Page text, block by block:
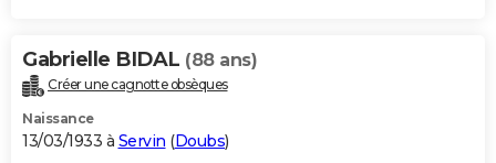
Gabrielle BIDAL (88 ans)
Créer une cagnotte obsèques
Naissance
13/03/1933 à Servin (Doubs)